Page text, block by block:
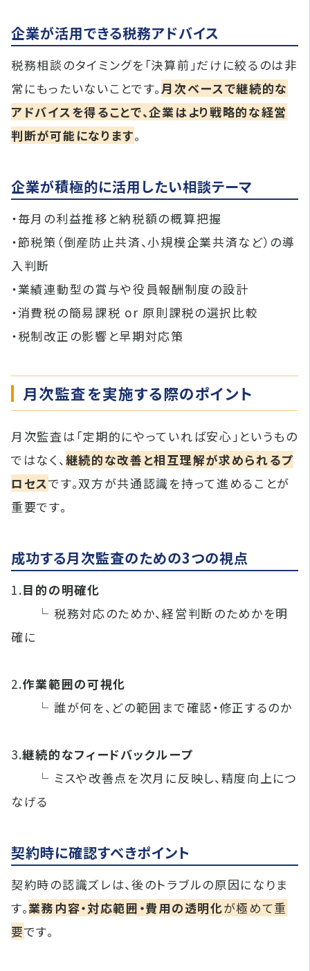
企業が活用できる税務アドバイス
税務相談のタイミングを「決算前」だけに絞るのは非
常にもったいないことです。月次ベースで継続的な
アドバイスを得ることで、企業はより戦略的な経営
判断が可能になります。
企業が積極的に活用したい相談テーマ
・毎月の利益推移と納税額の概算把握
・節税策（倒産防止共済、小規模企業共済など）の導
入判断
・業績連動型の賞与や役員報酬制度の設計
・消費税の簡易課税 or 原則課税の選択比較
・税制改正の影響と早期対応策
月次監査を実施する際のポイント
月次監査は「定期的にやっていれば安心」というもの
ではなく、 継続的な改善と相互理解が求められるプ
ロセスです。双方が共通認識を持って進めることが
重要です。
成功する月次監査のための3つの視点
1.目的の明確化
└ 税務対応のためか、経営判断のためかを明
確に
2.作業範囲の可視化
└ 誰が何を、どの範囲まで確認・修正するのか
3.継続的なフィードバックループ
└ ミスや改善点を次月に反映し、精度向上につ
なげる
契約時に確認すべきポイント
契約時の認識ズレは、後のトラブルの原因になりま
す。業務内容・対応範囲・費用の透明化が極めて重
要です。